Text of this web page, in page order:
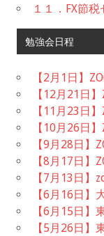
１１．FX節
勉強会日程
【2月1日】
【12月21日
【11月23日
【10月26日
【9月28日】
【8月17日】
【7月13日】
【6月16日】
【6月15日】
【5月26日】